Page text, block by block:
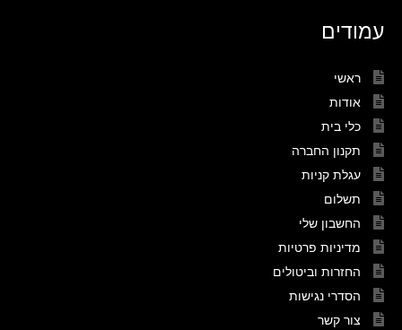
עמודים
ראשי
אודות
כלי בית
תקנון החברה
עגלת קניות
תשלום
החשבון שלי
מדיניות פרטיות
החזרות וביטולים
הסדרי נגישות
צור קשר